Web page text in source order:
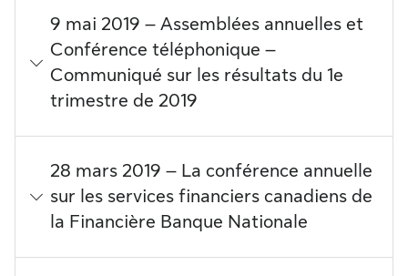
9 mai 2019 – Assemblées annuelles et
Conférence téléphonique –
Communiqué sur les résultats du 1e
trimestre de 2019
28 mars 2019 – La conférence annuelle
sur les services financiers canadiens de
la Financière Banque Nationale